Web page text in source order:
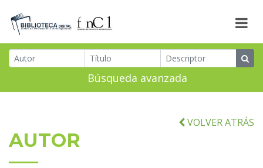
Búsqueda avanzada
VOLVER ATRÁS
AUTOR